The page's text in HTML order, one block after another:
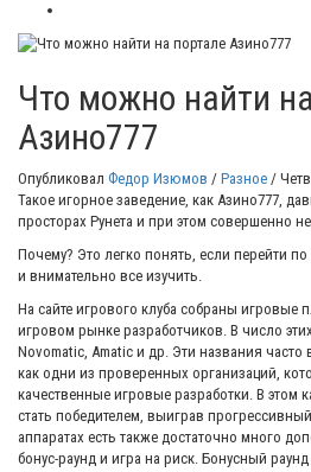
Что можно найти
Азино777
Опубликовал Федор Изюмов / Разное /
Такое игорное заведение, как Азино777,
просторах Рунета и при этом совершенно
Почему? Это легко понять, если перейти
и внимательно все изучить.
На сайте игрового клуба собраны игровые
игровом рынке разработчиков. В число
Novomatic, Amatic и др. Эти названия
как одни из проверенных организаций,
качественные игровые разработки. В этом
стать победителем, выиграв
аппаратах есть также достаточно много
бонус-раунд и игра на риск. Бонусный